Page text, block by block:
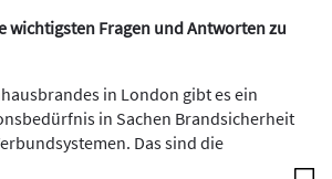
wichtigsten Fragen und Antworten zu
in London gibt es ein
in Sachen Brandsicherheit
Das sind die